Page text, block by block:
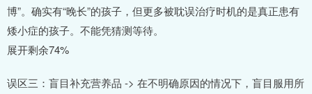
博”。确实有“晚长”的孩子，但更多被耽误治疗时机的是真正患有
矮小症的孩子。不能凭猜测等待。
展开剩余74%
误区三：盲目补充营养品 -> 在不明确原因的情况下，盲目服用所